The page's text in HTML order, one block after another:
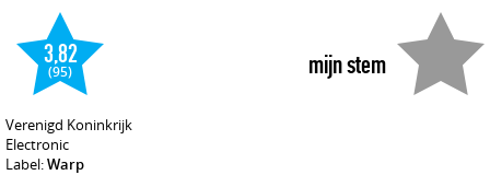
mijn stem
3,82
(95)
Verenigd Koninkrijk
Electronic
Label:Warp